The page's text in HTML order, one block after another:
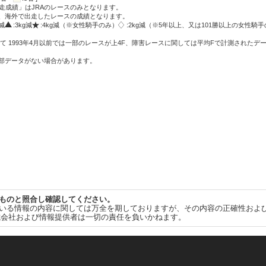
績」はJRAのレースのみとなります。
外で出走したレースの成績となります。
:3kg減 :4kg減（※女性騎手のみ） :2kg減（※5年以上、又は101勝以上の女性騎手
1993年4月以前では一部のレースが上4F、障害レースに関しては平均Fで計測されたデ
ータがない場合があります。
のと照合し確認してください。
る情報の内容に関しては万全を期しておりますが、その内容の正確性お
社および情報提供者は一切の責任を負いかねます。